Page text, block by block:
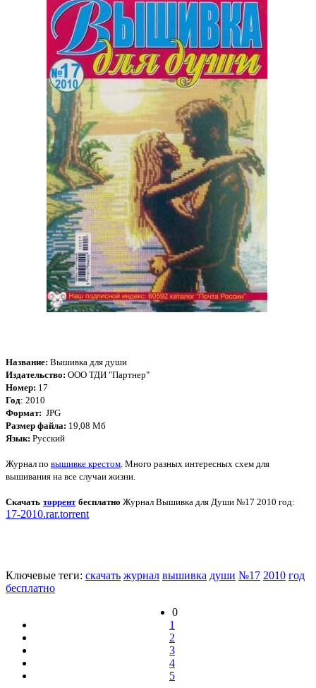
Название: Вышивка для души
Издательство: ООО ТДИ "Партнер"
Номер: 17
Год: 2010
Формат: JPG
Размер файла: 19,08 Мб
Язык: Русский
Журнал по вышивке крестом . Много разных интересных схем для
вышивания на все случаи жизни.
Скачать торрентбесплатно Журнал Вышивка для Души №17 2010 год:
17-2010.rar.torrent
Ключевые теги: скачать журнал вышивка души №17 2010 год
бесплатно
0
1
2
3
4
5